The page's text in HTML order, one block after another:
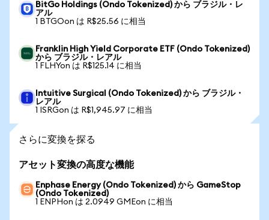
BitGo Holdings (Ondo Tokenized) から ブラジル・レ
アル
1 BTGOon は R$25.56 に相当
Franklin High Yield Corporate ETF (Ondo Tokenized)
から ブラジル・レアル
1 FLHYon は R$125.14 に相当
Intuitive Surgical (Ondo Tokenized) から ブラジル・
レアル
1 ISRGon は R$1,945.97 に相当
さらに変換を探る
アセット変換の高度な機能
Enphase Energy (Ondo Tokenized) から GameStop
(Ondo Tokenized)
1 ENPHon は 2.0949 GMEon に相当